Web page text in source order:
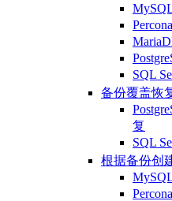
SQL
备份覆盖恢
复
SQL
根据备份创